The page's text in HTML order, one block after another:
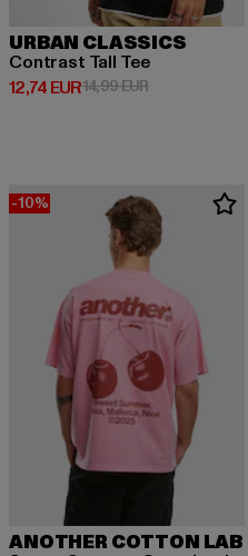
URBAN CLASSICS
Contrast Tall Tee
12,74 EUR
Prix courant: 12,74 EUR
14,99 EURPrix en
-10%
ANOTHER COTTON LAB